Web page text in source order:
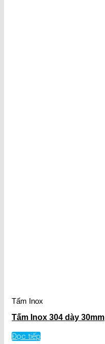
Tấm Inox
Tấm Inox 304 dày 30mm
Đọc tiếp